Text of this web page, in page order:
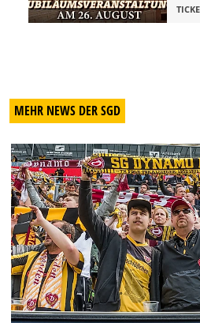
MEHR NEWS DER SGD